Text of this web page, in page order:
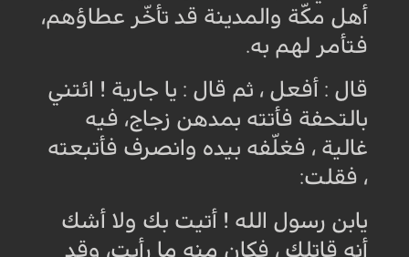
أهل مكّة والمدينة قد تأخّر عطاؤهم،
فتأمر لهم به.
قال : أفعل ، ثم قال : يا جارية ! ائتني
بالتحفة فأتته بمدهن زجاج، فيه
غالية ، فغلّفه بيده وانصرف فأتبعته
، فقلت:
يابن رسول الله ! أتيت بك ولا أشك
أنه قاتلك ، فكان منه ما رأيت، وقد